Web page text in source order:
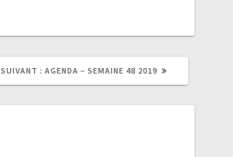
SUIVANT : AGENDA – SEMAINE 48 2019